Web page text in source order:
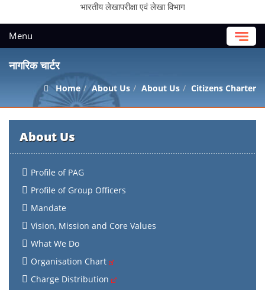
भारतीय लेखापरीक्षा एवं लेखा विभाग
Menu
नागरिक चार्टर
Home About Us About Us Citizens Charter
About Us
Profile of PAG
Profile of Group Officers
Mandate
Vision, Mission and Core Values
What We Do
Organisation Chart
Charge Distribution